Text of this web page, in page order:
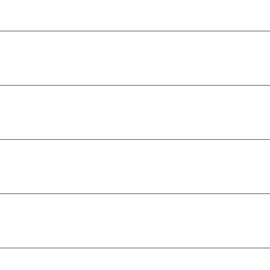
erialaga seotud komponente on hästi
kava, kuid esitus võiks olla väljendusrikkam ja
on küll lõpuni läbi viidud, kuid esineb palju
esitus on konarlik, ebaühtlane ja rabe.
esitus, siiski jõuab kõikide teostustega lõpuni.